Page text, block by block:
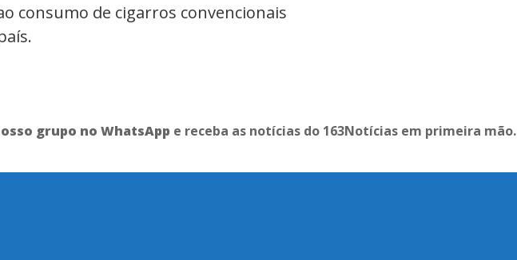
consumo de cigarros convencionais
grupo no WhatsApp e receba as notícias do 163Notícias em primeira mão.